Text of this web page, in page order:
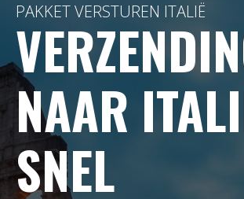
PAKKET VERSTUREN ITALIË
NAAR
SNEL